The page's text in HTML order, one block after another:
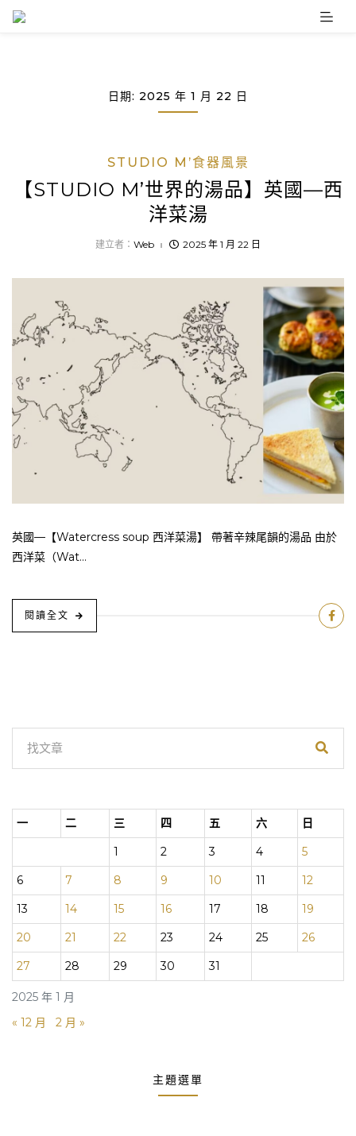
Skip
日期: 2025 年 1 月 22 日
STUDIO M’食器風景
【STUDIO M’世界的湯品】英國—西
洋菜湯
建立者： Web 2025 年 1 月 22 日
英國—【Watercress soup 西洋菜湯】 帶著辛辣尾韻的湯品 由於
西洋菜（Wat...
閱讀全文
2025 年 1 月
一 二 三 四 五 六
日
1
2 3 4
5
6
7 8 9 10 11
12
13
14 15 16 17 18
19
20
21 22 23 24 25
26
27
28 29 30 31
« 12 月 2 月 »
主題選單